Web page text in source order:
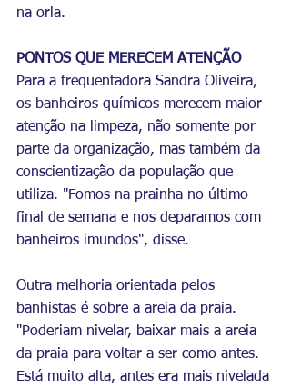
na orla.
PONTOS QUE MERECEM ATENÇÃO
Para a frequentadora Sandra Oliveira,
os banheiros químicos merecem maior
atenção na limpeza, não somente por
parte da organização, mas também da
conscientização da população que
utiliza. "Fomos na prainha no último
final de semana e nos deparamos com
banheiros imundos", disse.
Outra melhoria orientada pelos
banhistas é sobre a areia da praia.
"Poderiam nivelar, baixar mais a areia
da praia para voltar a ser como antes.
Está muito alta, antes era mais nivelada